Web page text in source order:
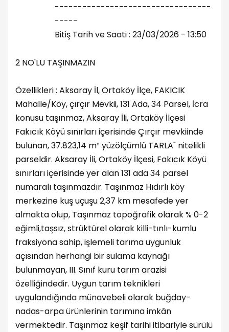
----------------------------------
-----
Bitiş Tarih ve Saati : 23/03/2026 - 13:50
2 NO'LU TAŞINMAZIN
Özellikleri : Aksaray İl, Ortaköy İlçe, FAKICIK
Mahalle/Köy, çırçır Mevkii, 131 Ada, 34 Parsel, İcra
konusu taşınmaz, Aksaray İli, Ortaköy İlçesi
Fakıcık Köyü sınırları içerisinde Çırçır mevkiinde
bulunan, 37.823,14 m² yüzölçümlü TARLA" nitelikli
parseldir. Aksaray İli, Ortaköy İlçesi, Fakıcık Köyü
sınırları içerisinde yer alan 131 ada 34 parsel
numaralı taşınmazdır. Taşınmaz Hıdırlı köy
merkezine kuş uçuşu 2,37 km mesafede yer
almakta olup, Taşınmaz topoğrafik olarak % 0-2
eğimli,taşsız, strüktürel olarak killi-tınlı-kumlu
fraksiyona sahip, işlemeli tarıma uygunluk
açısından herhangi bir sulama kaynağı
bulunmayan, III. Sınıf kuru tarım arazisi
özelliğindedir. Uygun tarım teknikleri
uygulandığında münavebeli olarak buğday-
nadas-arpa ürünlerinin tarımına imkân
vermektedir. Taşınmaz keşif tarihi itibariyle sürülü